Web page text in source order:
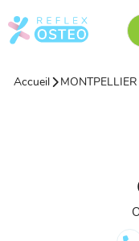
Accueil MONTPELLIER